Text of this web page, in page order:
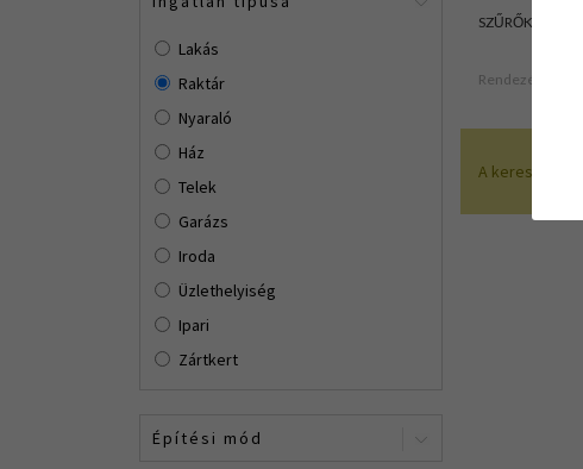
Lakás
Raktár
Nyaraló
Ház
Telek
Garázs
Iroda
Üzlethelyiség
Ipari
Zártkert
Építési mód
SZŰRŐK:
Rendezés:
A keresés